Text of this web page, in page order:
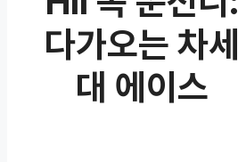
다가오는 차세
대 에이스